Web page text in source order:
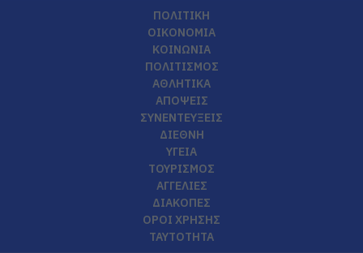
ΠΟΛΙΤΙΚΗ
ΟΙΚΟΝΟΜΙΑ
ΚΟΙΝΩΝΙΑ
ΠΟΛΙΤΙΣΜΟΣ
ΑΘΛΗΤΙΚΑ
ΑΠΟΨΕΙΣ
ΣΥΝΕΝΤΕΥΞΕΙΣ
ΔΙΕΘΝΗ
ΥΓΕΙΑ
ΤΟΥΡΙΣΜΟΣ
ΑΓΓΕΛΙΕΣ
ΔΙΑΚΟΠΕΣ
ΟΡΟΙ ΧΡΗΣΗΣ
ΤΑΥΤΟΤΗΤΑ